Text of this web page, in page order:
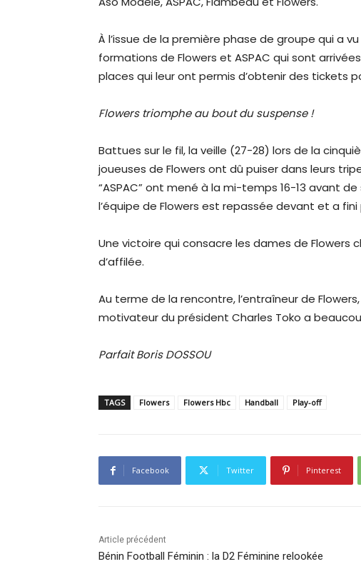
À l’issue de la première phase de groupe qui a
formations de Flowers et ASPAC qui sont
places qui leur ont permis d’obtenir des tickets
Flowers triomphe au bout du suspense !
Battues sur le fil, la veille (27-28) lors de la
joueuses de Flowers ont dû puiser dans leurs
“ASPAC” ont mené à la mi-temps 16-13 avant
l’équipe de Flowers est repassée devant et a fini
Une victoire qui consacre les dames de Flowers
d’affilée.
Au terme de la rencontre, l’entraîneur de
motivateur du président Charles Toko a
Parfait Boris DOSSOU
TAGS Flowers Flowers Hbc Handball Play-off
Facebook Twitter Pinterest
Article précédent
Bénin Football Féminin : la D2 Féminine relookée